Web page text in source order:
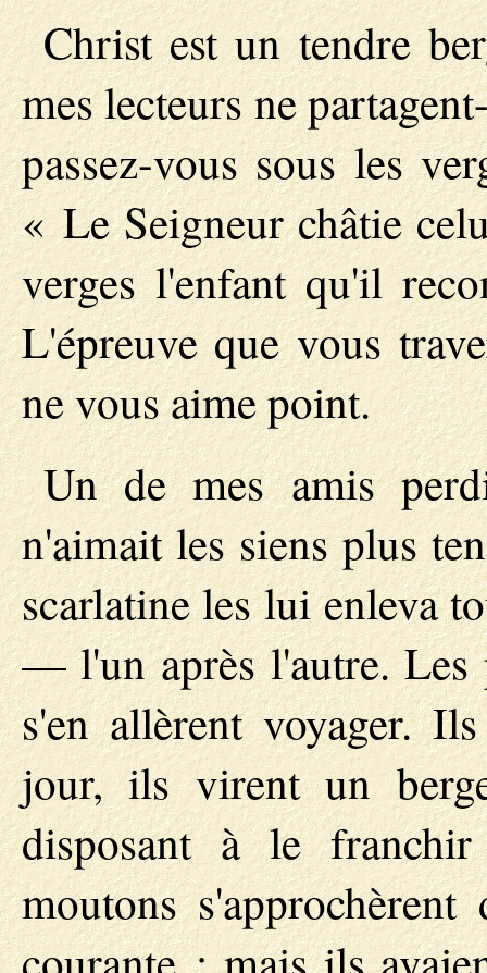
Christ est un tendre
mes lecteurs ne
passez-vous sous les
« Le Seigneur châtie
verges l'enfant qu'il
L'épreuve que vous
ne vous aime point.
Un de mes amis
n'aimait les siens plus
scarlatine les lui enleva
— l'un après l'autre. Les
s'en allèrent voyager.
jour, ils virent un
disposant à le
moutons